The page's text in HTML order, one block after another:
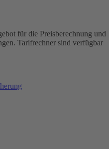
für die Preisberechnung und
Tarifrechner sind verfügbar